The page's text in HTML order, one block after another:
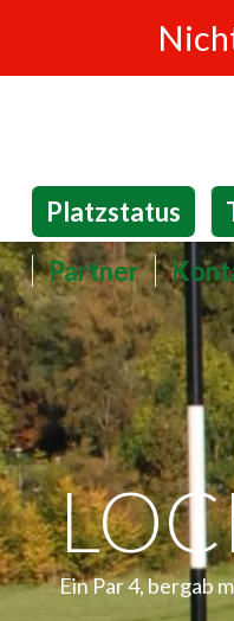
Platzstatus
Partner
Ein Par 4, bergab